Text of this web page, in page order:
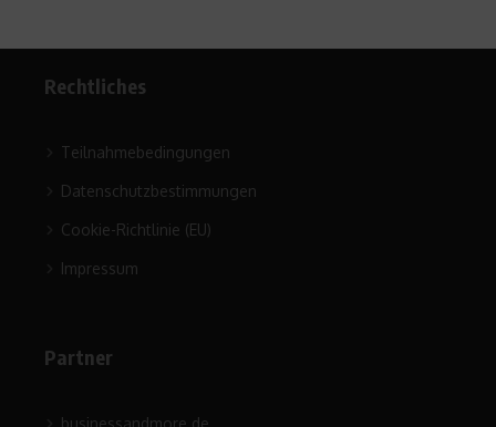
Rechtliches
Teilnahmebedingungen
Datenschutzbestimmungen
Cookie-Richtlinie (EU)
Impressum
Partner